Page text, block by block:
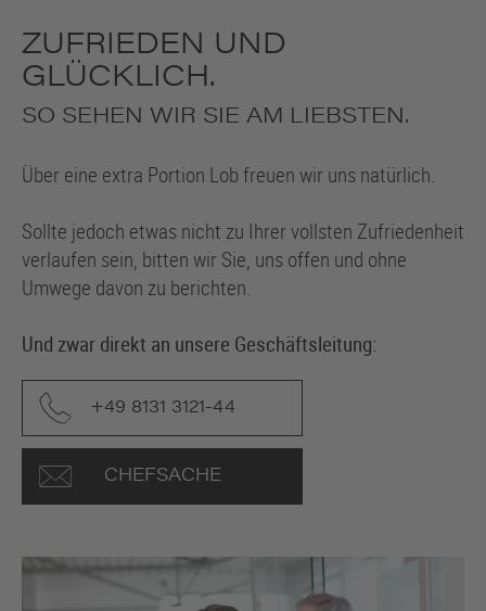
ZUFRIEDEN UND
GLÜCKLICH.
SO SEHEN WIR SIE AM LIEBSTEN.
Über eine extra Portion Lob freuen wir uns natürlich.
Sollte jedoch etwas nicht zu Ihrer vollsten Zufriedenheit
verlaufen sein, bitten wir Sie, uns offen und ohne
Umwege davon zu berichten.
Und zwar direkt an unsere Geschäftsleitung:
+49 8131 3121-44
CHEFSACHE